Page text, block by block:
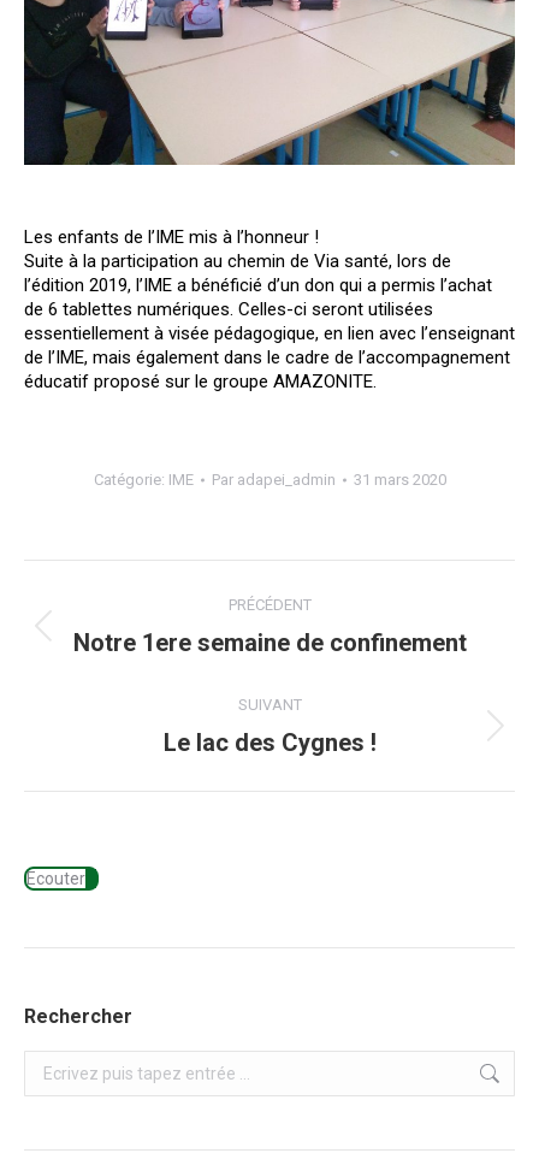
Les enfants de l’IME mis à l’honneur !
Suite à la participation au chemin de Via santé, lors de
l’édition 2019, l’IME a bénéficié d’un don qui a permis l’achat
de 6 tablettes numériques. Celles-ci seront utilisées
essentiellement à visée pédagogique, en lien avec l’enseignant
de l’IME, mais également dans le cadre de l’accompagnement
éducatif proposé sur le groupe AMAZONITE.
Catégorie: IME Par adapei_admin 31 mars 2020
des
PRÉCÉDENT
Article
Notre 1ere semaine de confinement
SUIVANT
Article
suivant
Le lac des Cygnes !
Ecouter
Rechercher
Recherche: